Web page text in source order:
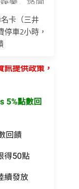
名卡（三井
停車2小時，